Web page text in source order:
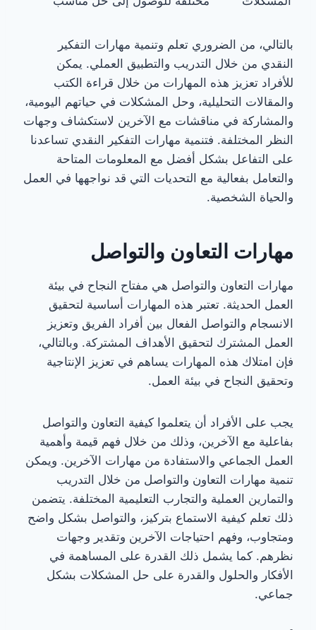
بالتالي، من الضروري تعلم وتنمية مهارات التفكير
النقدي من خلال التدريب والتطبيق العملي. يمكن
للأفراد تعزيز هذه المهارات من خلال قراءة الكتب
والمقالات التحليلية، وحل المشكلات في حياتهم اليومية،
والمشاركة في مناقشات مع الآخرين لاستكشاف وجهات
النظر المختلفة. فتنمية مهارات التفكير النقدي تساعدنا
على التفاعل بشكل أفضل مع المعلومات المتاحة
والتعامل بفعالية مع التحديات التي قد نواجهها في العمل
والحياة الشخصية.
مهارات التعاون والتواصل
مهارات التعاون والتواصل هي مفتاح النجاح في بيئة
العمل الحديثة. تعتبر هذه المهارات أساسية لتحقيق
الانسجام والتواصل الفعال بين أفراد الفريق وتعزيز
العمل المشترك لتحقيق الأهداف المشتركة. وبالتالي،
فإن امتلاك هذه المهارات يساهم في تعزيز الإنتاجية
وتحقيق النجاح في بيئة العمل.
يجب على الأفراد أن يتعلموا كيفية التعاون والتواصل
بفاعلية مع الآخرين، وذلك من خلال فهم قيمة وأهمية
العمل الجماعي والاستفادة من مهارات الآخرين. ويمكن
تنمية مهارات التعاون والتواصل من خلال التدريب
والتمارين العملية والتجارب التعليمية المختلفة. يتضمن
ذلك تعلم كيفية الاستماع بتركيز، والتواصل بشكل واضح
ومتجاوب، وفهم احتياجات الآخرين وتقدير وجهات
نظرهم. كما يشمل ذلك القدرة على المساهمة في
الأفكار والحلول والقدرة على حل المشكلات بشكل
جماعي.